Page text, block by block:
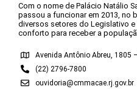
Com o nome de Palácio Natálio
passou a funcionar em 2013, no
diversos setores do Legislativo
conforto para receber a
Avenida Antônio Abreu, 1805
(22) 2796-7800
ouvidoria@cmmacae.rj.gov.br